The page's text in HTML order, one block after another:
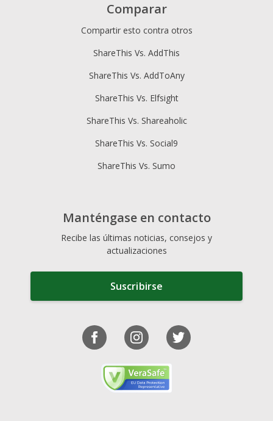
Comparar
Compartir esto contra otros
ShareThis Vs. AddThis
ShareThis Vs. AddToAny
ShareThis Vs. Elfsight
ShareThis Vs. Shareaholic
ShareThis Vs. Social9
ShareThis Vs. Sumo
Manténgase en contacto
Recibe las últimas noticias, consejos y
actualizaciones
Suscribirse